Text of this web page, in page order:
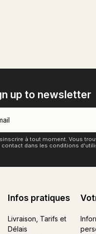
up to newsletter
à tout moment. Vous
dans les conditions
Infos pratiques
Livraison, Tarifs et
Délais